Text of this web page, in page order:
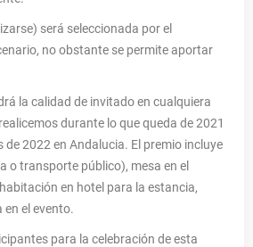
será seleccionada por el
no obstante se permite aportar
la calidad de invitado en cualquiera
durante lo que queda de 2021
de 2022 en Andalucia. El premio incluye
o transporte público), mesa en el
en hotel para la estancia,
el evento.
para la celebración de esta